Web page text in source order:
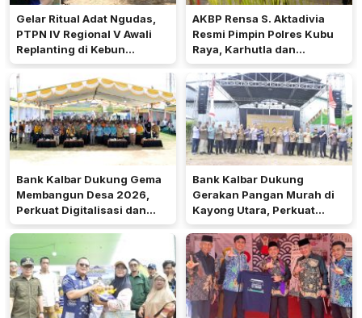
Gelar Ritual Adat Ngudas,
PTPN IV Regional V Awali
Replanting di Kebun
Kembayan
AKBP Rensa S. Aktadivia
Resmi Pimpin Polres Kubu
Raya, Karhutla dan
Pelayanan Publik Jadi
Prioritas
Bank Kalbar Dukung Gema
Membangun Desa 2026,
Perkuat Digitalisasi dan
Ekonomi Desa Teluk Batang
Bank Kalbar Dukung
Gerakan Pangan Murah di
Kayong Utara, Perkuat
Akses Keuangan
Masyarakat